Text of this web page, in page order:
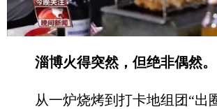
淄博火得突然，但绝非偶然。
从一炉烧烤到打卡地组团“出